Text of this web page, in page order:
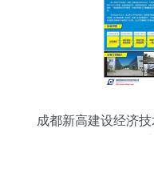
成都新高建设经济